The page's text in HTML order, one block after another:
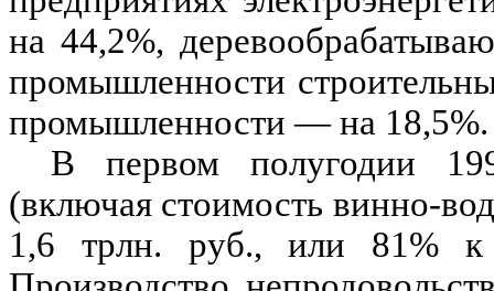
на 44,2%,
промышленности
промышленности — на 18,5%.
В первом полугодии
(включая стоимость винно-
1,6 трлн. руб., или 81% к